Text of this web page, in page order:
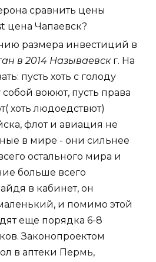
сравнить цены
цена Чапаевск?
размера инвестиций в
в 2014 Называевскг. На
пусть хоть с голоду
воюют, пусть права
хоть людоедствют)
флот и авиация не
в мире - они сильнее
остального мира и
больше всего
в кабинет, он
и помимо этой
еще порядка 6-8
Законопроектом
в аптеки Пермь,